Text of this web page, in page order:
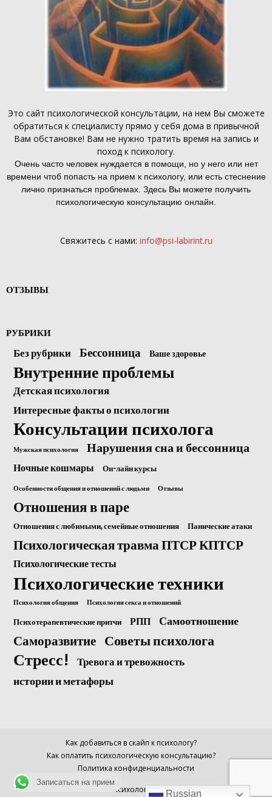
Это сайт психологической консультации, на нем Вы сможете
обратиться к специалисту прямо у себя дома в привычной
Вам обстановке! Вам не нужно тратить время на запись и
поход к психологу.
Очень часто человек нуждается в помощи, но у него или нет
времени чтоб попасть на прием к психологу, или есть стеснение
лично признаться проблемах. Здесь Вы можете получить
психологическую консультацию онлайн.
Свяжитесь с нами: info@psi-labirint.ru
ОТЗЫВЫ
РУБРИКИ
Без рубрики Бессонница Ваше здоровье
Внутренние проблемы
Детская психология
Интересные факты о психологии
Консультации психолога
Мужская психология Нарушения сна и бессонница
Ночные кошмары Он-лайн курсы
Особенности общения и отношений с людьми Отзывы
Отношения в паре
Отношения с любимыми, семейные отношения Панические атаки
Психологическая травма ПТСР КПТСР
Психологические тесты
Психологические техники
Психология общения Психология секса и отношений
Психотерапевтические притчи РПП Самоотношение
Саморазвитие Советы психолога
Стресс! Тревога и тревожность
истории и метафоры
Как добавиться в скайп к психологу?
Как оплатить психологическую консультацию?
Политика конфиденциальности
© Психолог АннаRussian
Записаться на прием